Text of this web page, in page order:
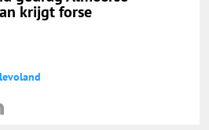
krijgt forse